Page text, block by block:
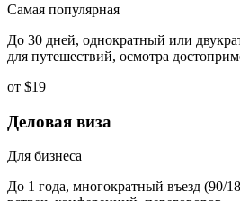
Самая популярная
До 30 дней, однократный или
для путешествий, осмотра
от $19
Деловая виза
Для бизнеса
До 1 года, многократный въезд (90/